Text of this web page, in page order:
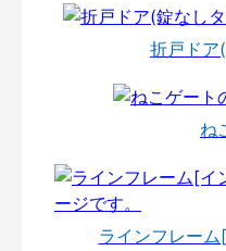
折戸ドア
ね
ラインフレー